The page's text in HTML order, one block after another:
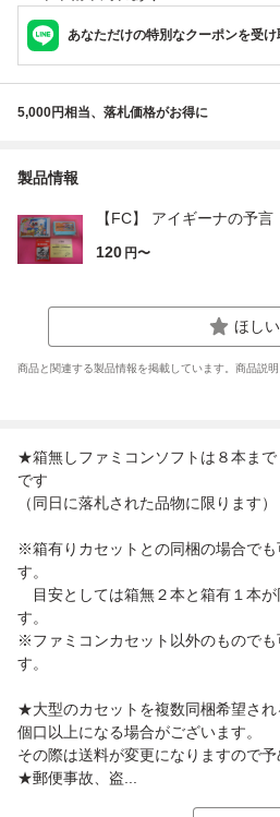
あなただけの特別なクーポンを受け
5,000円相当、落札価格がお得に
製品情報
【FC】 アイギーナの予言
120 円〜
ほしい
商品と関連する製品情報を掲載しています。商品説明
★箱無しファミコンソフトは８本ま
です
（同日に落札された品物に限ります）
※箱有りカセットとの同梱の場合でも
す。
目安としては箱無２本と箱有１本が
す。
※ファミコンカセット以外のものでも
す。
★大型のカセットを複数同梱希望され
個口以上になる場合がございます。
その際は送料が変更になりますので予
★郵便事故、盗...